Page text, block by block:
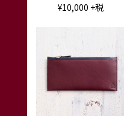
¥10,000 +税